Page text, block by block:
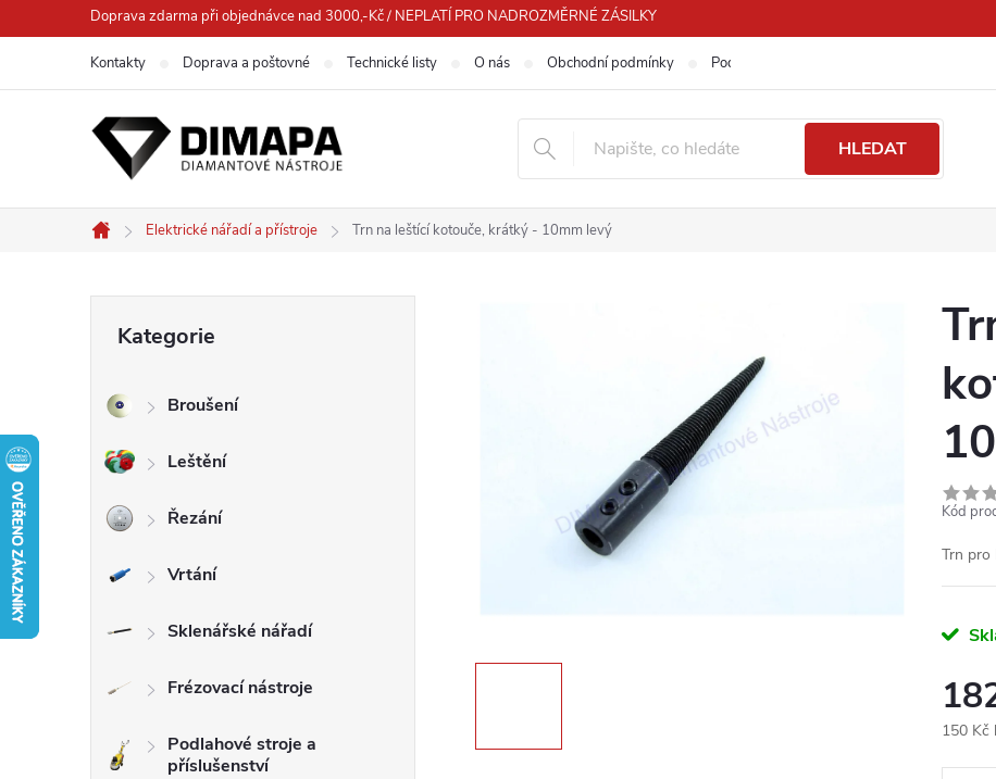
na
Doprava zdarma při objednávce nad 3000,-Kč / NEPLATÍ PRO NADROZMĚRNÉ ZÁSILKY
Kontakty Doprava a poštovné Technické listy O nás Obchodní podmínky Podmínky ochrany osobních údajů
HLEDAT
Domů
Elektrické nářadí a přístroje Trn na leštící kotouče, krátký - 10mm levý
s
a
n
n
kategorie
Kategorie
Broušení
Leštění
Řezání
Vrtání
Sklenářské nářadí
Frézovací nástroje
Podlahové stroje a
příslušenství
Kód
Trn pro
150 Kč